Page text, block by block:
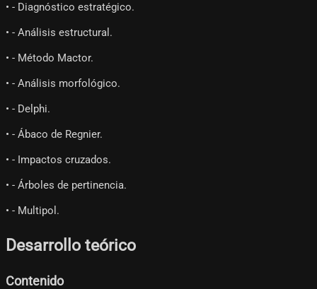
• - Diagnóstico estratégico.
• - Análisis estructural.
• - Método Mactor.
• - Análisis morfológico.
• - Delphi.
• - Ábaco de Regnier.
• - Impactos cruzados.
• - Árboles de pertinencia.
• - Multipol.
Desarrollo teórico
Contenido